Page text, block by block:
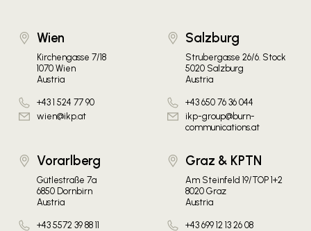
Wien
Kirchengasse 7/18
1070 Wien
Austria
+43 1 524 77 90
wien@ikp.at
Salzburg
Strubergasse 26/6. Stock
5020 Salzburg
Austria
+43 650 76 36 044
ikp-group@burn-
communications.at
Vorarlberg
Gütlestraße 7a
6850 Dornbirn
Austria
+43 5572 39 88 11
Graz & KPTN
Am Steinfeld 19/TOP 1+2
8020 Graz
Austria
+43 699 12 13 26 08